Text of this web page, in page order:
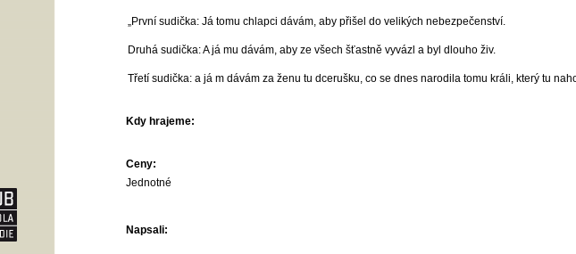
„První sudička: Já tomu chlapci dávám, aby přišel do velikých nebezpečenství.
Druhá sudička: A já mu dávám, aby ze všech šťastně vyvázl a byl dlouho živ.
Třetí sudička: a já m dávám za ženu tu dcerušku, co se dnes narodila tomu králi, který tu
Kdy hrajeme:
Ceny:
Jednotné
Napsali: